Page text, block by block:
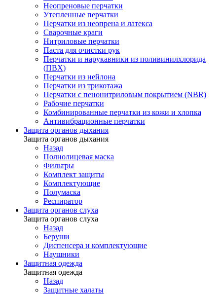
Неопреновые перчатки
Утепленные перчатки
Перчатки из неопрена и латекса
Сварочные краги
Нитриловые перчатки
Паста для очистки рук
Перчатки и нарукавники из поливинилхлорида
(ПВХ)
Перчатки из нейлона
Перчатки из трикотажа
Перчатки с пенонитриловым покрытием (NBR)
Рабочие перчатки
Комбинированные перчатки из кожи и хлопка
Антивибрационные перчатки
Защита органов дыхания
Защита органов дыхания
Назад
Полнолицевая маска
Фильтры
Комплект защиты
Комплектующие
Полумаска
Респиратор
Защита органов слуха
Защита органов слуха
Назад
Беруши
Диспенсера и комплектующие
Наушники
Защитная одежда
Защитная одежда
Назад
Защитные халаты